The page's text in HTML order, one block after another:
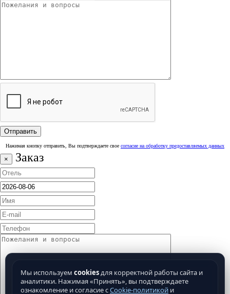
Нажимая кнопку отправить, Вы подтверждаете свое согласие на обработку предоставляемых данных
× Заказ
Мы используем cookiesдля корректной работы сайта и
аналитики. Нажимая «Принять», вы подтверждаете
ознакомление и согласие сCookie-политикой и